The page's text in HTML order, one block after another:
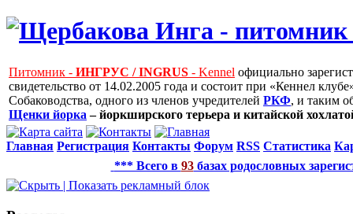
Питомник - ИНГРУС / INGRUS - Kennel официально
свидетельство от 14.02.2005 года и состоит при «Кеннел
Собаководства, одного из членов учредителей РКФ, и таким
Щенки йорка – йоркширского терьера и китайской
Главная Регистрация Контакты Форум RSS Статистика
*** Всего в 93базах родословных